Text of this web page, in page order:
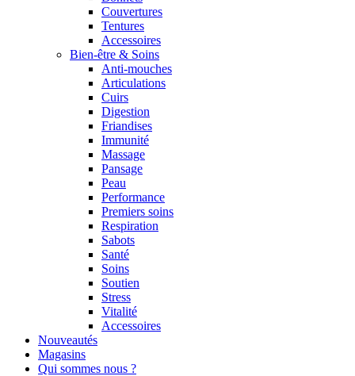
Couvertures
Tentures
Accessoires
Bien-être & Soins
Anti-mouches
Articulations
Cuirs
Digestion
Friandises
Immunité
Massage
Pansage
Peau
Performance
Premiers soins
Respiration
Sabots
Santé
Soins
Soutien
Stress
Vitalité
Accessoires
Nouveautés
Magasins
Qui sommes nous ?